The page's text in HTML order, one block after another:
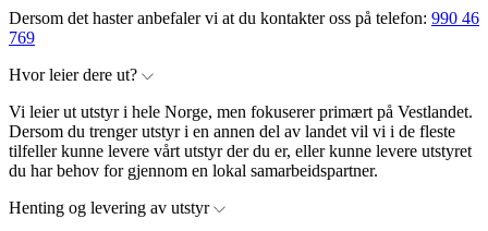
Dersom det haster anbefaler vi at du kontakter oss på telefon: 990 46
769
Hvor leier dere ut?
Vi leier ut utstyr i hele Norge, men fokuserer primært på Vestlandet.
Dersom du trenger utstyr i en annen del av landet vil vi i de fleste
tilfeller kunne levere vårt utstyr der du er, eller kunne levere utstyret
du har behov for gjennom en lokal samarbeidspartner.
Henting og levering av utstyr